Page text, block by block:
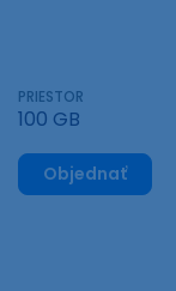
PRIESTOR
100 GB
Objednať